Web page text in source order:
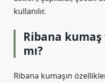
kullanılır.
Ribana kumaş
mı?
Ribana kumaşın